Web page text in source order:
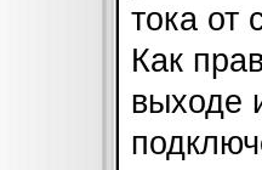
тока от
Как
выходе